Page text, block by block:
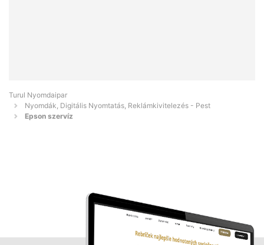
Turul Nyomdaipar
Nyomdák, Digitális Nyomtatás, Reklámkivitelezés - Pest
Epson szervíz